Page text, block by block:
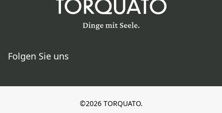
Folgen Sie uns
©2026 TORQUATO.